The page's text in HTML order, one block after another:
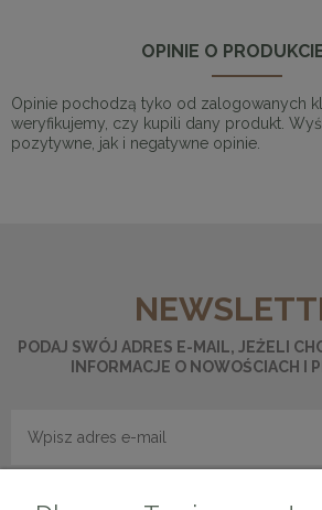
OPINIE O
Opinie pochodzą tyko od zalogowanych
weryfikujemy, czy kupili dany produkt.
pozytywne, jak i negatywne opinie.
PODAJ SWÓJ ADRES E-MAIL, JEŻELI
INFORMACJE O NOWOŚCIACH I